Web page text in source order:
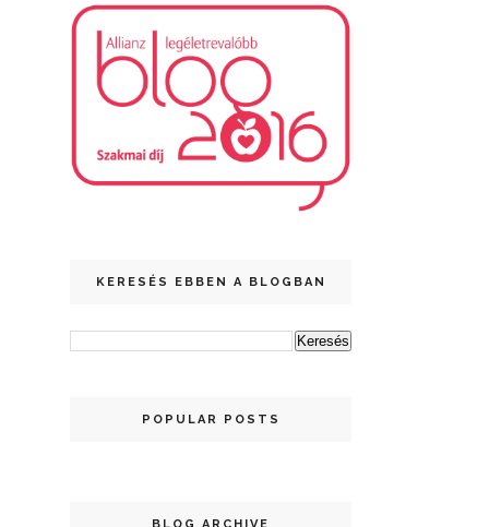
KERESÉS EBBEN A BLOGBAN
POPULAR POSTS
BLOG ARCHIVE